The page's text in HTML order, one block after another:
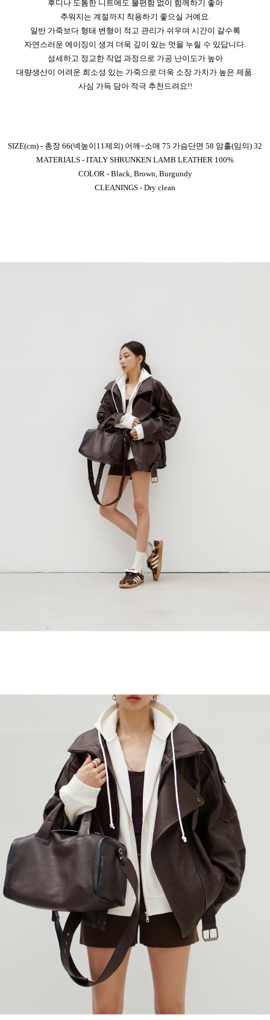
후디나 도톰한 니트에도 불편함 없이 함께하기 좋아
추워지는 계절까지 착용하기 좋으실 거예요.
일반 가죽보다 형태 변형이 적고 관리가 쉬우며 시간이 갈수록
자연스러운 에이징이 생겨 더욱 깊이 있는 멋을 누릴 수 있답니다.
섬세하고 정교한 작업 과정으로 가공 난이도가 높아
대량생산이 어려운 희소성 있는 가죽으로 더욱 소장 가치가 높은 제품.
사심 가득 담아 적극 추천드려요!!
SIZE(cm) - 총장 66(넥높이11제외) 어깨~소매 75 가슴단면 58 암홀(임의) 32
MATERIALS - ITALY SHRUNKEN LAMB LEATHER 100%
COLOR - Black, Brown, Burgundy
CLEANINGS - Dry clean